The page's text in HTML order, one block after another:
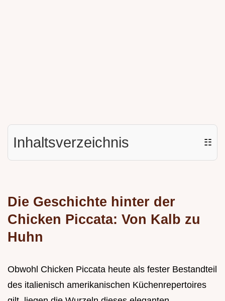
Inhaltsverzeichnis ☷
Die Geschichte hinter der
Chicken Piccata: Von Kalb zu
Huhn
Obwohl Chicken Piccata heute als fester Bestandteil
des italienisch amerikanischen Küchenrepertoires